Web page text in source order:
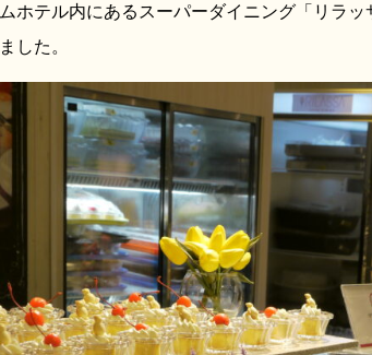
ホテル内にあるスーパーダイニング「リラ
した。